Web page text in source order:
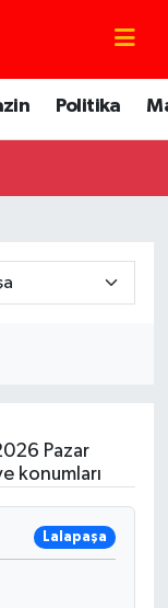
Politika
Pazar
konumları
Lalapaşa